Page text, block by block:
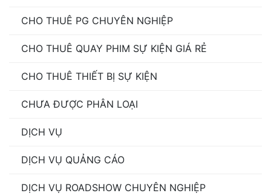
CHO THUÊ PG CHUYÊN NGHIỆP
CHO THUÊ QUAY PHIM SỰ KIỆN GIÁ RẺ
CHO THUÊ THIẾT BỊ SỰ KIỆN
CHƯA ĐƯỢC PHÂN LOẠI
DỊCH VỤ
DỊCH VỤ QUẢNG CÁO
DỊCH VỤ ROADSHOW CHUYÊN NGHIỆP